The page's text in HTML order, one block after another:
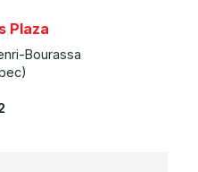
Plaza
Bourassa